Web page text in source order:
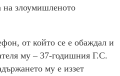
на злоумишленото
от който се е обаждал и
му – 37-годишния Г.С.
му е иззет